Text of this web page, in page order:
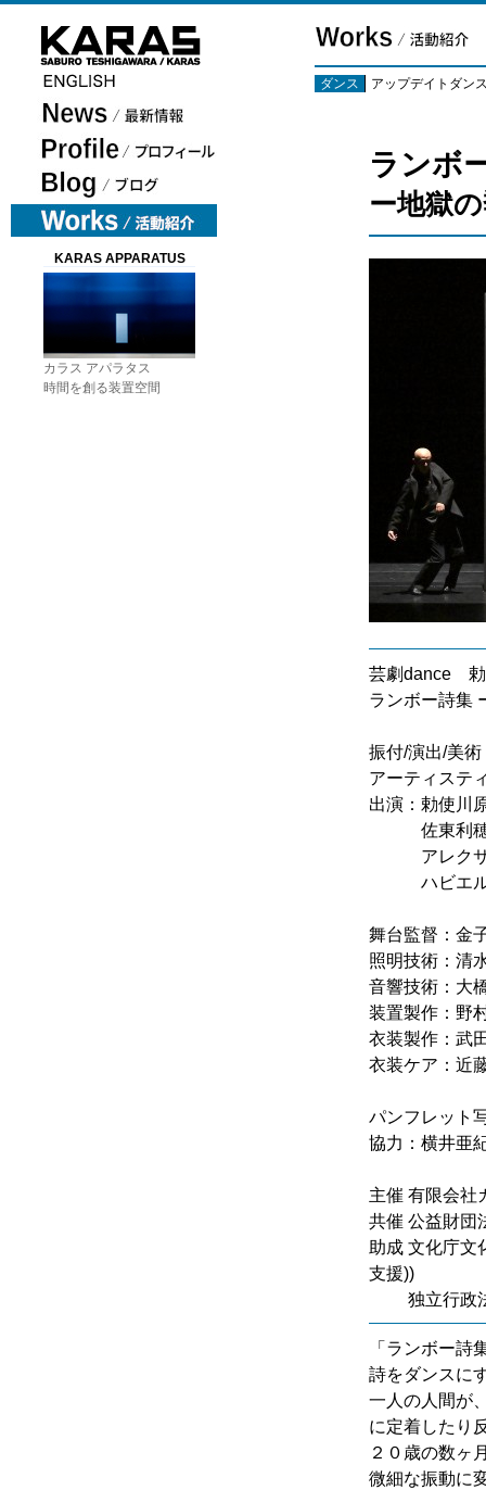
KARAS APPARATUS
カラス アパラタス
時間を創る装置空間
ダンス アップデイトダン
ランボ
ー地獄
芸劇dance 勅
ランボー詩集
振付/演出/美
アーティステ
出演：勅使川
佐東利穂
アレクサン
ハビエル
舞台監督：金
照明技術：
音響技術：大
装置製作：野
衣装製作：
衣装ケア：近
パンフレッ
協力：横井亜
主催 有限会
共催 公益財団
助成 文化庁文
支援))
独立行政法
「ラン
詩をダンスに
一人の人間が
に定着したり
２０歳の数ヶ
微細な振動に